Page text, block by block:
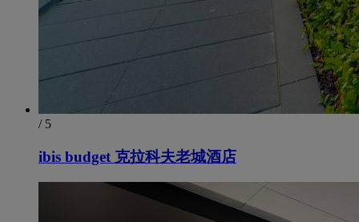
/ 5
ibis budget 克拉科夫老城酒店